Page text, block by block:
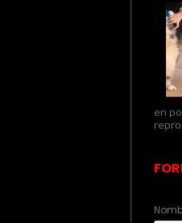
en